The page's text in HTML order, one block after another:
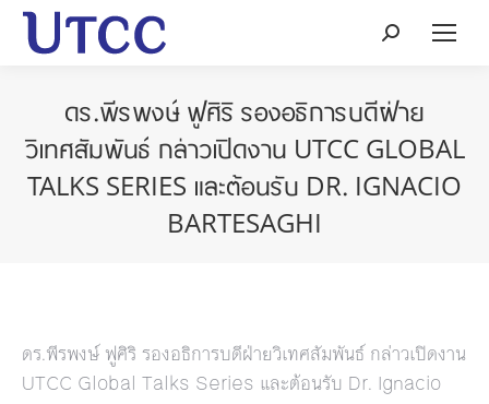
Search:
ดร.พีรพงษ์ ฟูศิริ รองอธิการบดีฝ่าย
วิเทศสัมพันธ์ กล่าวเปิดงาน UTCC GLOBAL
TALKS SERIES และต้อนรับ DR. IGNACIO
BARTESAGHI
ดร.พีรพงษ์ ฟูศิริ รองอธิการบดีฝ่ายวิเทศสัมพันธ์ กล่าวเปิดงาน
UTCC Global Talks Series และต้อนรับ Dr. Ignacio